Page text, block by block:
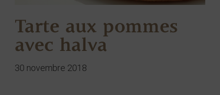
Tarte aux pommes
avec halva
30 novembre 2018